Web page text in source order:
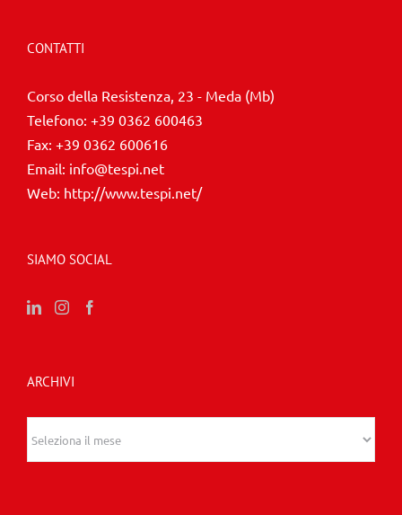
CONTATTI
Corso della Resistenza, 23 - Meda (Mb)
Telefono: +39 0362 600463
Fax: +39 0362 600616
Email: info@tespi.net
Web: http://www.tespi.net/
SIAMO SOCIAL
ARCHIVI